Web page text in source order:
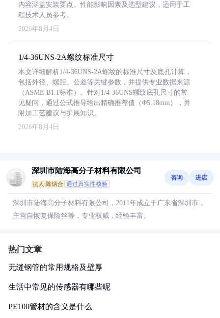
内容涵盖安装要点、性能影响因素及选型建议，适用于工
程技术人员参考。
2026年8月4日
1/4-36UNS-2A螺纹标准尺寸
本文详细解析1/4-36UNS-2A螺纹的标准尺寸及底孔计算，
包括外径、螺距、公差等关键参数，并提供专业数据来源
（ASME B1.1标准）。针对1/4-36UNS螺纹底孔尺寸的常
见疑问，通过公式推导给出精确推荐值（Φ5.18mm），并
附加工艺建议与扩展知识。
2026年8月4日
深圳市陆海高分子材料有限公司
法人:陈炳合 通过真实性核验
咨询 进店
深圳市陆海高分子材料有限公司，2011年成立于广东省深圳市，
主营自恢复保险丝等，专业权威，经验丰富。
热门文章
无缝钢管的常用规格及壁厚
生活中常见的传感器有哪些呢
PE100管材的含义是什么